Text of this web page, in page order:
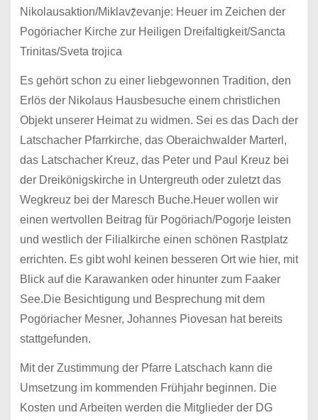
Nikolausaktion/Miklavẓ̌evanje: Heuer im Zeichen der
Pogöriacher Kirche zur Heiligen Dreifaltigkeit/Sancta
Trinitas/Sveta trojica
Es gehört schon zu einer liebgewonnen Tradition, den
Erlös der Nikolaus Hausbesuche einem christlichen
Objekt unserer Heimat zu widmen. Sei es das Dach der
Latschacher Pfarrkirche, das Oberaichwalder Marterl,
das Latschacher Kreuz, das Peter und Paul Kreuz bei
der Dreikönigskirche in Untergreuth oder zuletzt das
Wegkreuz bei der Maresch Buche.Heuer wollen wir
einen wertvollen Beitrag für Pogöriach/Pogorje leisten
und westlich der Filialkirche einen schönen Rastplatz
errichten. Es gibt wohl keinen besseren Ort wie hier, mit
Blick auf die Karawanken oder hinunter zum Faaker
See.Die Besichtigung und Besprechung mit dem
Pogöriacher Mesner, Johannes Piovesan hat bereits
stattgefunden.
Mit der Zustimmung der Pfarre Latschach kann die
Umsetzung im kommenden Frühjahr beginnen. Die
Kosten und Arbeiten werden die Mitglieder der DG